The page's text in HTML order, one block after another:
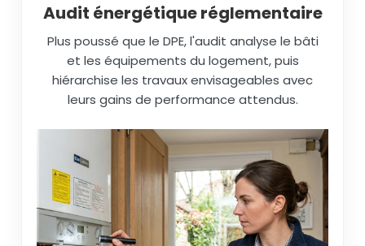
Audit énergétique réglementaire
Plus poussé que le DPE, l'audit analyse le bâti
et les équipements du logement, puis
hiérarchise les travaux envisageables avec
leurs gains de performance attendus.